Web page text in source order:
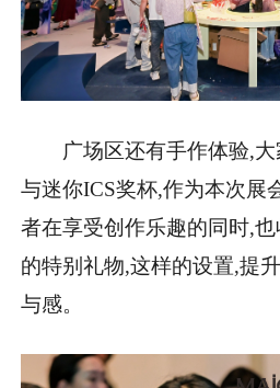
广场区还有手作体验,
与迷你ICS奖杯,作为本次展
者在享受创作乐趣的同时,
的特别礼物,这样的设置,提
与感。